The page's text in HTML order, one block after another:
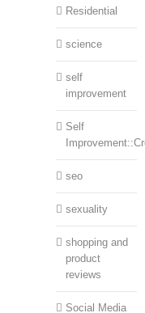
Residential
science
self
improvement
Self
seo
sexuality
shopping and
product
reviews
Social Media